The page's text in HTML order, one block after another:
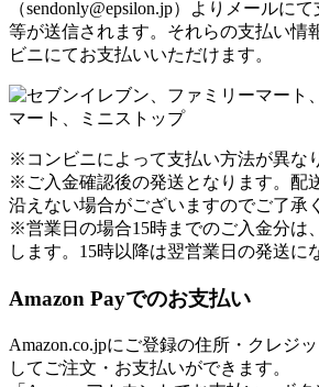
（sendonly@epsilon.jp）よりメールに
等が送信されます。それらの支払い情
ビニにてお支払いいただけます。
※コンビニによって支払い方法が異な
※ご入金確認後の発送となります。配
沿えない場合がございますのでご了承
※営業日の場合15時までのご入金分は
します。15時以降は翌営業日の発送に
Amazon Payでのお支払い
Amazon.co.jpにご登録の住所・クレジ
してご注文・お支払いができます。